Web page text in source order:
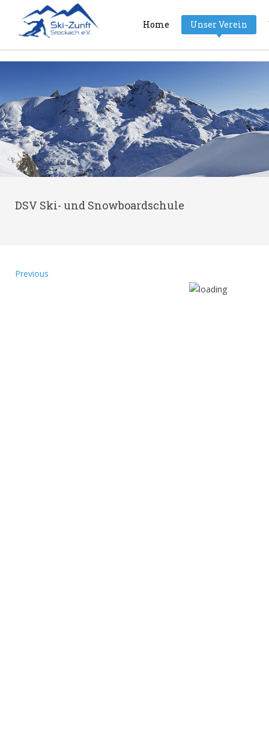
Home Unser Verein
DSV Ski- und Snowboardschule
Previous